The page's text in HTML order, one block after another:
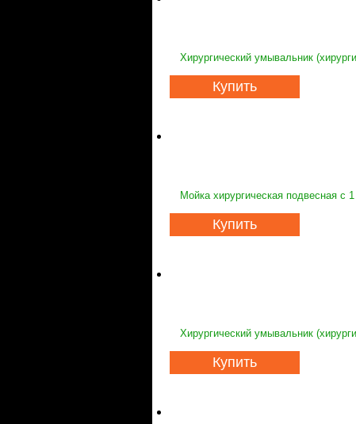
Хирургический умывальник
Купить
Мойка хирургическая подвесная
Купить
Хирургический умывальник
Купить